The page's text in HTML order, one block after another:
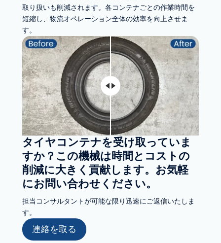
取り扱いも削減されます。各コンテナごとの作業時間を
短縮し、物流オペレーション全体の効率を向上させま
す。
タイヤコンテナを受け取っていま
すか？この機械は時間とコストの
削減に大きく貢献します。お気軽
にお問い合わせください。
担当コンサルタントが可能な限り迅速にご返信いたしま
す。
連絡を取る